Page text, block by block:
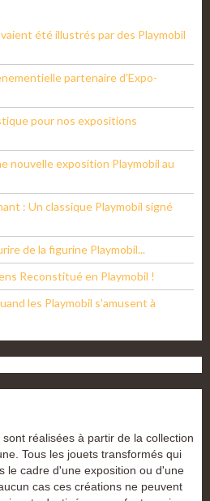
été illustrés par des Playmobil
partenaire d'Expo-
pour nos expositions
nouvelle exposition Playmobil au
: Un classique Playmobil signé
de la figurine Playmobil...
Reconstitué en Playmobil !
les Playmobil s'amusent à
réalisées à partir de la collection
Tous les jouets transformés qui
le cadre d'une exposition ou d'une
cas ces créations ne peuvent